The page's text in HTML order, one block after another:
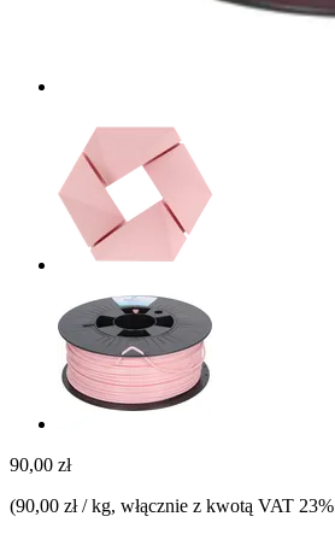
90,00 zł
(90,00 zł / kg, włącznie z kwotą VAT 23%